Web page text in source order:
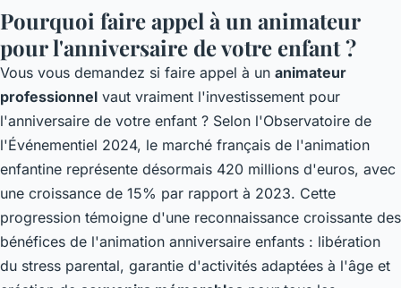
Pourquoi faire appel à un animateur
pour l'anniversaire de votre enfant ?
Vous vous demandez si faire appel à un animateur
professionnel vaut vraiment l'investissement pour
l'anniversaire de votre enfant ? Selon l'Observatoire de
l'Événementiel 2024, le marché français de l'animation
enfantine représente désormais 420 millions d'euros, avec
une croissance de 15% par rapport à 2023. Cette
progression témoigne d'une reconnaissance croissante des
bénéfices de l'animation anniversaire enfants : libération
du stress parental, garantie d'activités adaptées à l'âge et